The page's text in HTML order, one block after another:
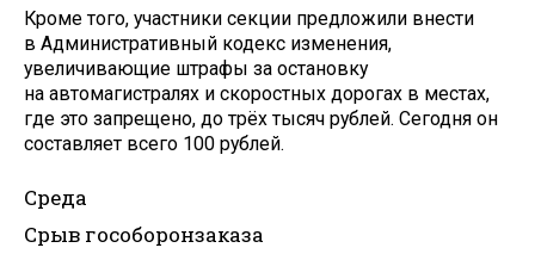
Кроме того, участники секции предложили внести
в Административный кодекс изменения,
увеличивающие штрафы за остановку
на автомагистралях и скоростных дорогах в местах,
где это запрещено, до трёх тысяч рублей. Сегодня он
составляет всего 100 рублей.
Среда
Срыв гособоронзаказа